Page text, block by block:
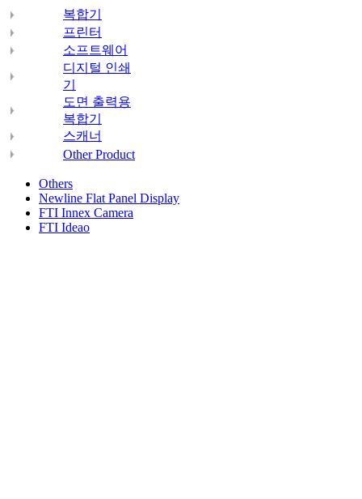
복합기
프린터
소프트웨어
디지털 인쇄
기
도면 출력용
복합기
스캐너
Other Product
Others
Newline Flat Panel Display
FTI Innex Camera
FTI Ideao